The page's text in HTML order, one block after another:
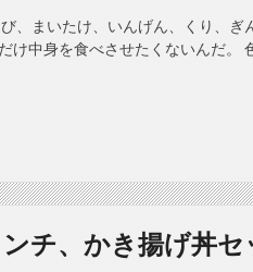
、まいたけ、いんげん、くり、
中身を食べさせたくないんだ。
チ、かき揚げ丼セ